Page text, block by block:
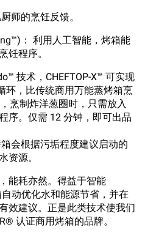
师的烹饪反馈。
： 利用人工智能，烤箱能
饪程序。
技术，CHEFTOP-X™ 可实现
环，比传统商用万能蒸烤箱烹
烹制炸洋葱圈时，只需放入
序。仅需 12 分钟，即可出品
会根据污垢程度建议启动的
资源。
能耗亦然。得益于智能
动优化水和能源节省，并在
效建议。正是此类技术使我们
认证商用烤箱的品牌。